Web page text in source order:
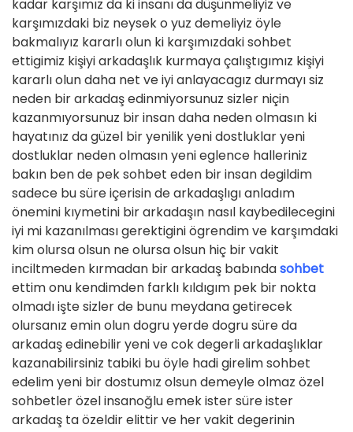
kadar karşımız da ki insanı da düşünmeliyiz ve
karşımızdaki biz neysek o yuz demeliyiz öyle
bakmalıyız kararlı olun ki karşımızdaki sohbet
ettigimiz kişiyi arkadaşlık kurmaya çalıştıgımız kişiyi
kararlı olun daha net ve iyi anlayacagız durmayı siz
neden bir arkadaş edinmiyorsunuz sizler niçin
kazanmıyorsunuz bir insan daha neden olmasın ki
hayatınız da güzel bir yenilik yeni dostluklar yeni
dostluklar neden olmasın yeni eglence halleriniz
bakın ben de pek sohbet eden bir insan degildim
sadece bu süre içerisin de arkadaşlıgı anladım
önemini kıymetini bir arkadaşın nasıl kaybedilecegini
iyi mi kazanılması gerektigini ögrendim ve karşımdaki
kim olursa olsun ne olursa olsun hiç bir vakit
inciltmeden kırmadan bir arkadaş babındasohbet
ettim onu kendimden farklı kıldıgım pek bir nokta
olmadı işte sizler de bunu meydana getirecek
olursanız emin olun dogru yerde dogru süre da
arkadaş edinebilir yeni ve cok degerli arkadaşlıklar
kazanabilirsiniz tabiki bu öyle hadi girelim sohbet
edelim yeni bir dostumız olsun demeyle olmaz özel
sohbetler özel insanoğlu emek ister süre ister
arkadaş ta özeldir elittir ve her vakit degerinin